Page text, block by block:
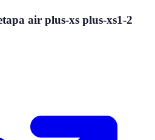
air plus-xs plus-xs1-2